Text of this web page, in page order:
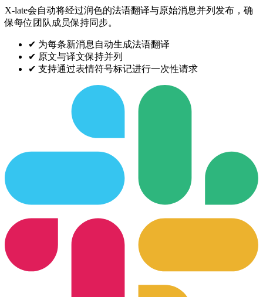
X-late会自动将经过润色的法语翻译与原始消息并列发布，确
保每位团队成员保持同步。
✔ 为每条新消息自动生成法语翻译
✔ 原文与译文保持并列
✔ 支持通过表情符号标记进行一次性请求